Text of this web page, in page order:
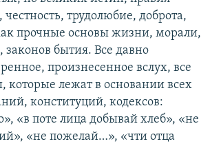
трудолюбие, доброта,
прочные основы жизни, морали,
законов бытия. Все давно
произнесенное вслух, все
которые лежат в основании всех
конституций, кодексов:
«в поте лица добывай хлеб», «не
«не пожелай…», «чти отца